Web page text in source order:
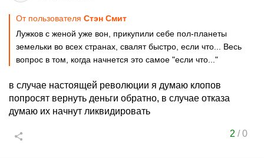
От пользователя Стэн Смит
Лужков с женой уже вон, прикупили себе пол-планеты
земельки во всех странах, свалят быстро, если что... Весь
вопрос в том, когда начнется это самое "если что..."
в случае настоящей революции я думаю клопов
попросят вернуть деньги обратно, в случае отказа
думаю их начнут ликвидировать
2 /0